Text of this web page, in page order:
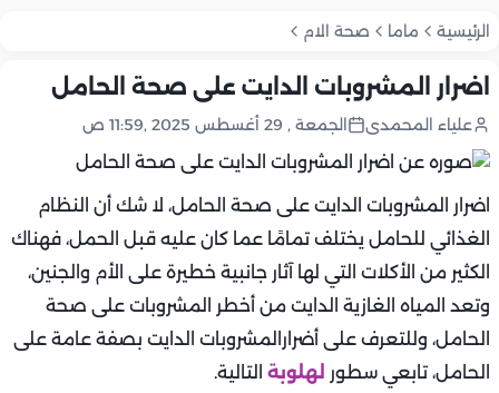
الرئيسية ماما صحة الام
اضرار المشروبات الدايت على صحة الحامل
علياء المحمدى الجمعة , 29 أغسطس 2025 ,11:59 ص
اضرار المشروبات الدايت على صحة الحامل، لا شك أن النظام
الغذائي للحامل يختلف تمامًا عما كان عليه قبل الحمل، فهناك
الكثير من الأكلات التي لها آثار جانبية خطيرة على الأم والجنين،
وتعد المياه الغازية الدايت من أخطر المشروبات على صحة
الحامل، وللتعرف على أضرارالمشروبات الدايت بصفة عامة على
الحامل، تابعي سطور لهلوبة التالية.